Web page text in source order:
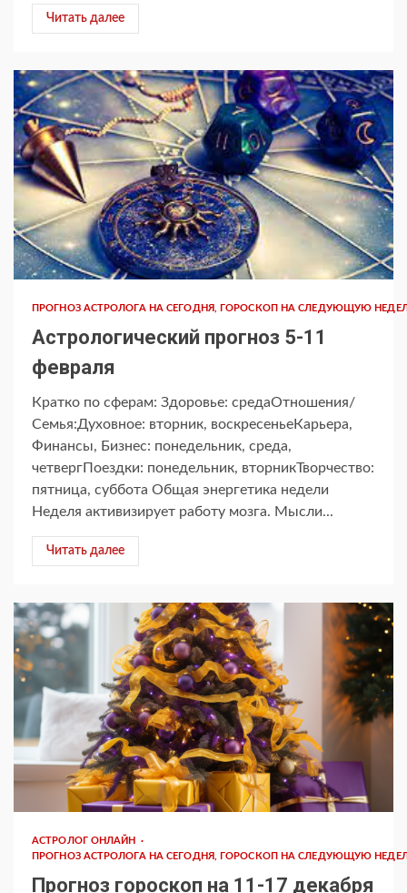
Читать далее
ПРОГНОЗ АСТРОЛОГА НА СЕГОДНЯ, ГОРОСКОП НА СЛЕДУЮЩУЮ
Астрологический прогноз 5-11
февраля
Кратко по сферам: Здоровье: средаОтношения/
Семья:Духовное: вторник, воскресеньеКарьера,
Финансы, Бизнес: понедельник, среда,
четвергПоездки: понедельник, вторникТворчество:
пятница, суббота Общая энергетика недели
Неделя активизирует работу мозга. Мысли...
Читать далее
АСТРОЛОГ ОНЛАЙН
ПРОГНОЗ АСТРОЛОГА НА СЕГОДНЯ, ГОРОСКОП НА СЛЕДУЮЩУЮ
Прогноз гороскоп на 11-17 декабря